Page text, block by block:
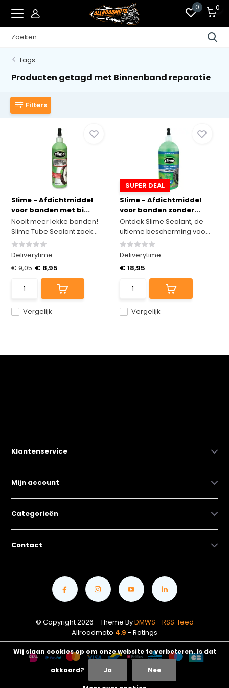
0 0
Tags
Producten getagd met Binnenband reparatie
Filters
Slime - Afdichtmiddel
voor banden met bi...
Nooit meer lekke banden!
Slime Tube Sealant zoek...
Deliverytime
Vergelijk
€ 9,05 € 8,95
SUPER DEAL
Slime - Afdichtmiddel
voor banden zonder...
Ontdek Slime Sealant, de
ultieme bescherming voo...
Deliverytime
Vergelijk
€ 18,95
Klantenservice
Mijn account
Categorieën
Contact
© Copyright 2026 - Theme ByDMWS - RSS-feed
Allroadmoto 4.9 - Ratings
Wij slaan cookies op om onze website te verbeteren. Is dat
akkoord? Ja Nee